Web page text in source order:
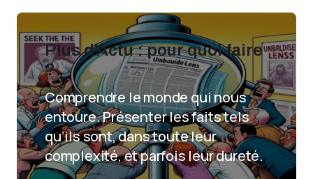
Plus d'Actu : pour quoi faire
?
Comprendre le monde qui nous
entoure. Présenter les faits tels
qu’ils sont, dans toute leur
complexité, et parfois leur dureté.